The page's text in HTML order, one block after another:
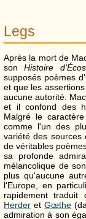
Legs
Après la mort de
sonHistoire
supposés poèmes
et que les
aucune autorité.
et il confond des
Malgré le
comme l'un des
variété des sources
de véritables
sa profonde
mélancolique de
plus qu'aucune
l'Europe, en
rapidement traduit
Herder etGœthe
admiration à son